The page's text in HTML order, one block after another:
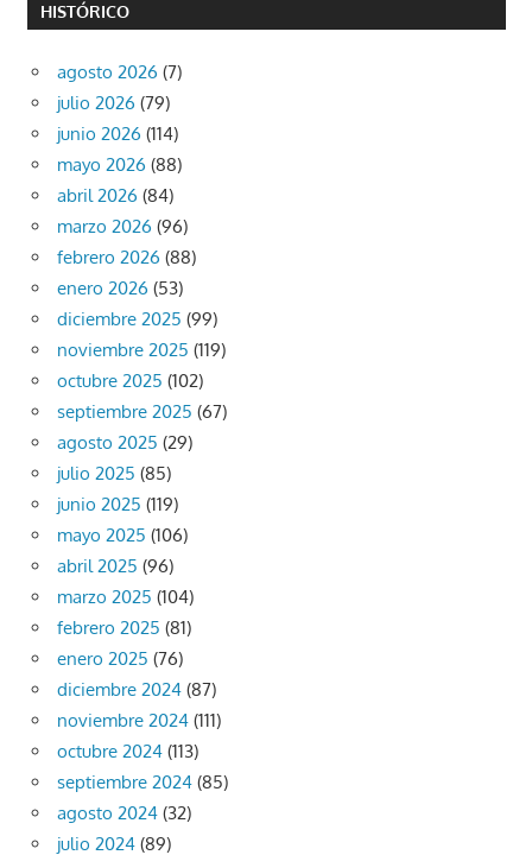
HISTÓRICO
agosto 2026 (7)
julio 2026 (79)
junio 2026 (114)
mayo 2026 (88)
abril 2026 (84)
marzo 2026 (96)
febrero 2026 (88)
enero 2026 (53)
diciembre 2025 (99)
noviembre 2025 (119)
octubre 2025 (102)
septiembre 2025 (67)
agosto 2025 (29)
julio 2025 (85)
junio 2025 (119)
mayo 2025 (106)
abril 2025 (96)
marzo 2025 (104)
febrero 2025 (81)
enero 2025 (76)
diciembre 2024 (87)
noviembre 2024 (111)
octubre 2024 (113)
septiembre 2024 (85)
agosto 2024 (32)
julio 2024 (89)